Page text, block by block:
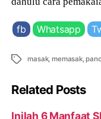
fb Whatsapp
Tags masak,memasak,
Related Posts
Inilah 6 Manfaat